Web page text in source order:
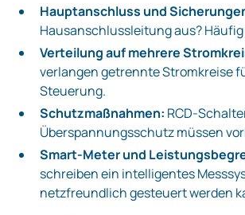
Hauptanschluss und
Hausanschlussleitung aus?
Verteilung auf mehrere
verlangen getrennte Stromkreise
Steuerung.
Schutzmaßnahmen:
Überspannungsschutz müssen
Smart‑Meter und
schreiben ein intelligentes
netzfreundlich gesteuert werden